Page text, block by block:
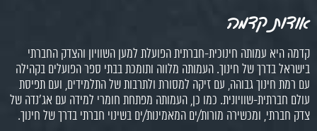
אודות קדמה
קדמה היא עמותה חינוכית-חברתית הפועלת למען השוויון והצדק החברתי
בישראל בדרך של חינוך. העמותה מלווה ותומכת בבתי ספר הפועלים בקהילה
עם רמת חינוך גבוהה, עם זיקה למסורת ולתרבות של התלמידים, ועם תפיסת
עולם חברתית-שוויונית. כמו כן, העמותה מפתחת חומרי למידה עם אג'נדה של
צדק חברתי, ומכשירה מורות/ים המאמינות/ים בשינוי חברתי בדרך של חינוך.